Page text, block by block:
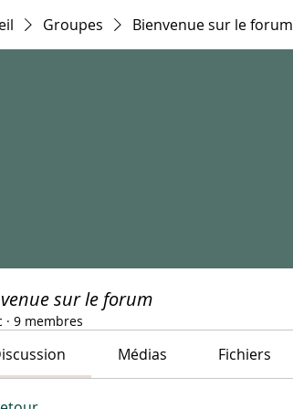
Groupes Bienvenue sur le forum
sur le forum
· 9 membres
Médias Fichiers